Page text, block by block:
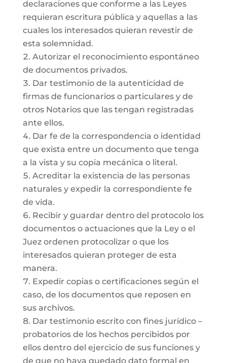
declaraciones que conforme a las Leyes
requieran escritura pública y aquellas a las
cuales los interesados quieran revestir de
esta solemnidad.
Autorizar el reconocimiento espontáneo
de documentos privados.
Dar testimonio de la autenticidad de
firmas de funcionarios o particulares y de
otros Notarios que las tengan registradas
ante ellos.
Dar fe de la correspondencia o identidad
que exista entre un documento que tenga
a la vista y su copia mecánica o literal.
Acreditar la existencia de las personas
naturales y expedir la correspondiente fe
de vida.
Recibir y guardar dentro del protocolo los
documentos o actuaciones que la Ley o el
Juez ordenen protocolizar o que los
interesados quieran proteger de esta
manera.
Expedir copias o certificaciones según el
caso, de los documentos que reposen en
sus archivos.
Dar testimonio escrito con fines jurídico –
probatorios de los hechos percibidos por
ellos dentro del ejercicio de sus funciones y
de que no haya quedado dato formal en